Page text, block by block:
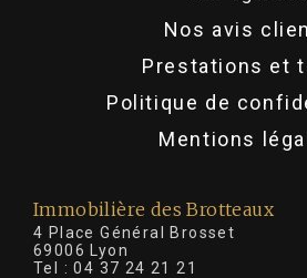
Nos avis
Prestations et
Politique de
Mentions
Immobilière des Brotteaux
4 Place Général Brosset
69006 Lyon
Tel :04 37 24 21 21